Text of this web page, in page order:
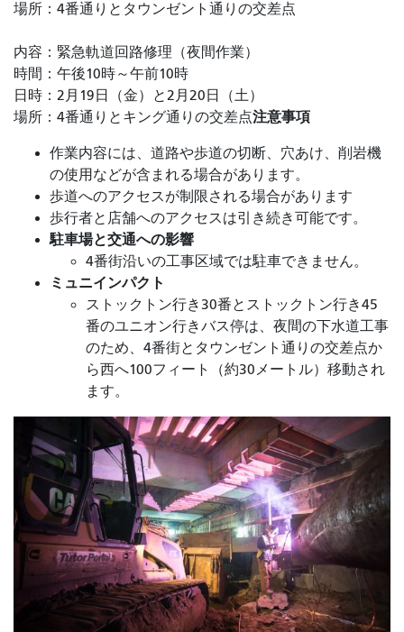
場所：4番通りとタウンゼント通りの交差点
内容：緊急軌道回路修理（夜間作業）
時間：午後10時～午前10時
日時：2月19日（金）と2月20日（土）
場所：4番通りとキング通りの交差点注意事項
作業内容には、道路や歩道の切断、穴あけ、削岩機
の使用などが含まれる場合があります。
歩道へのアクセスが制限される場合があります
歩行者と店舗へのアクセスは引き続き可能です。
駐車場と交通への影響
4番街沿いの工事区域では駐車できません。
ミュニインパクト
ストックトン行き30番とストックトン行き45
番のユニオン行きバス停は、夜間の下水道工事
のため、4番街とタウンゼント通りの交差点か
ら西へ100フィート（約30メートル）移動され
ます。